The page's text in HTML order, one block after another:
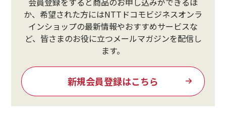
か、希望された方にはNTTドコモビジネスオンラ
インショップの最新情報やおすすめサービスな
ど、皆さまのお役に立つメールマガジンを配信し
ます。
新規会員登録はこちら